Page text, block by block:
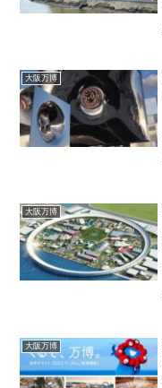
大阪万博
大阪万博
大阪万博